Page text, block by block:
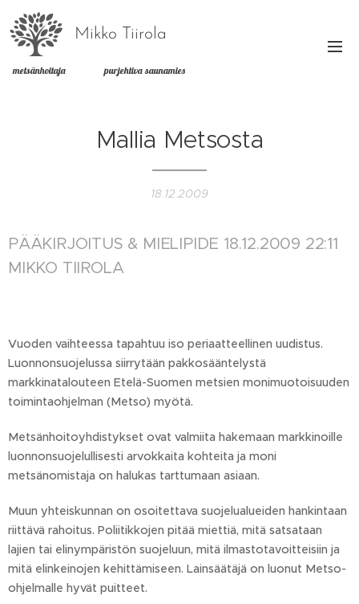
Mikko Tiirola
metsänhoitaja purjehtiva saunamies
Mallia Metsosta
18.12.2009
PÄÄKIRJOITUS & MIELIPIDE 18.12.2009 22:11
MIKKO TIIROLA
Vuoden vaihteessa tapahtuu iso periaatteellinen uudistus.
Luonnonsuojelussa siirrytään pakkosääntelystä
markkinatalouteen Etelä-Suomen metsien monimuotoisuuden
toimintaohjelman (Metso) myötä.
Metsänhoitoyhdistykset ovat valmiita hakemaan markkinoille
luonnonsuojelullisesti arvokkaita kohteita ja moni
metsänomistaja on halukas tarttumaan asiaan.
Muun yhteiskunnan on osoitettava suojelualueiden hankintaan
riittävä rahoitus. Poliitikkojen pitää miettiä, mitä satsataan
lajien tai elinympäristön suojeluun, mitä ilmastotavoitteisiin ja
mitä elinkeinojen kehittämiseen. Lainsäätäjä on luonut Metso-
ohjelmalle hyvät puitteet.